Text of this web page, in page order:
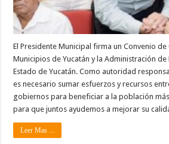
El Presidente Municipal firma un Convenio
Municipios de Yucatán y la Administración de
Estado de Yucatán. Como autoridad
es necesario sumar esfuerzos y recursos
gobiernos para beneficiar a la población más
para que juntos ayudemos a mejorar su
Leer Mas ...